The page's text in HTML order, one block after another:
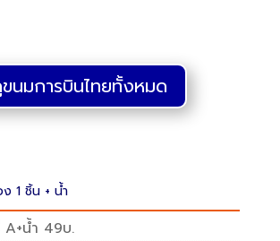
นมการบินไทยทั้งหมด
1 ชิ้น + น้ำ
A+น้ำ 49บ.